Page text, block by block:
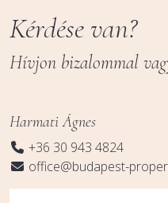
Kérdése van?
Hívjon bizalommal
Harmati Ágnes
+36 30 943 4824
office@budapest-